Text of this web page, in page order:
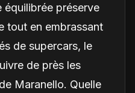
équilibrée préserve
tout en embrassant
de supercars, le
de près les
Maranello. Quelle